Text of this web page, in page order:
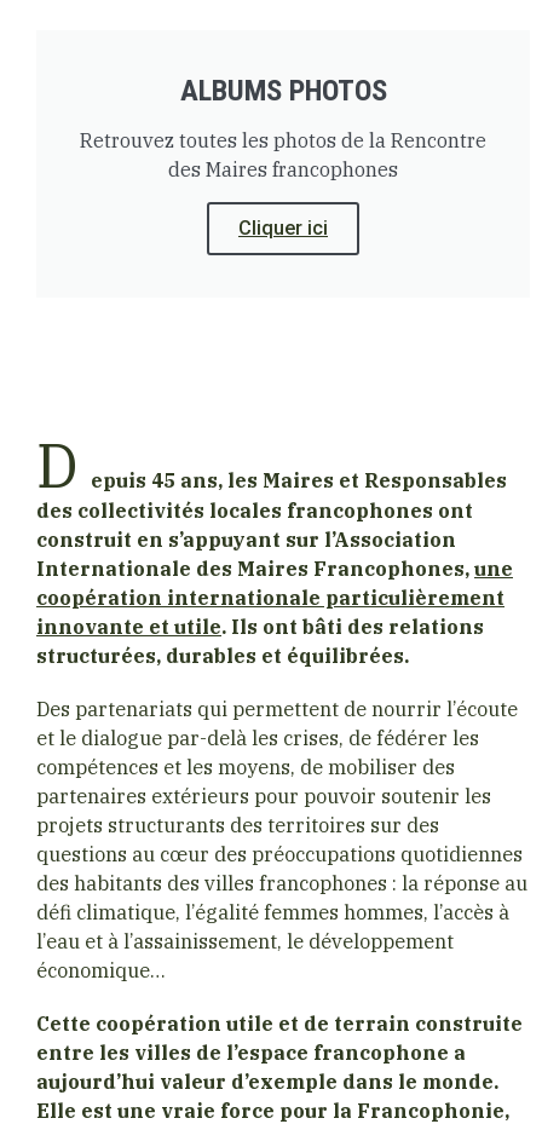
ALBUMS PHOTOS
Retrouvez toutes les photos de la Rencontre
des Maires francophones
Cliquer ici
D
epuis 45 ans, les Maires et Responsables
des collectivités locales francophones ont
construit en s’appuyant sur l’Association
Internationale des Maires Francophones,une
coopération internationale particulièrement
innovante et utile. Ils ont bâti des relations
structurées, durables et équilibrées.
Des partenariats qui permettent de nourrir l’écoute
et le dialogue par-delà les crises, de fédérer les
compétences et les moyens, de mobiliser des
partenaires extérieurs pour pouvoir soutenir les
projets structurants des territoires sur des
questions au cœur des préoccupations quotidiennes
des habitants des villes francophones : la réponse au
défi climatique, l’égalité femmes hommes, l’accès à
l’eau et à l’assainissement, le développement
économique…
Cette coopération utile et de terrain construite
entre les villes de l’espace francophone a
aujourd’hui valeur d’exemple dans le monde.
Elle est une vraie force pour la Francophonie,